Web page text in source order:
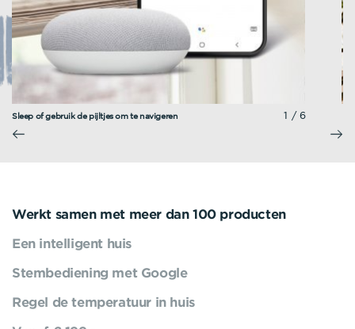
Sleep of gebruik de pijltjes om te navigeren 1/6
Werkt samen met meer dan 100 producten
Een intelligent huis
Stembediening met Google
Regel de temperatuur in huis